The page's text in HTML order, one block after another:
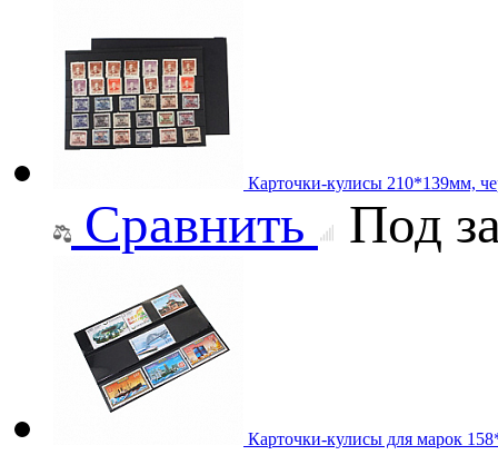
Карточки-кулисы 210*139мм,
Сравнить Под
Карточки-кулисы для марок